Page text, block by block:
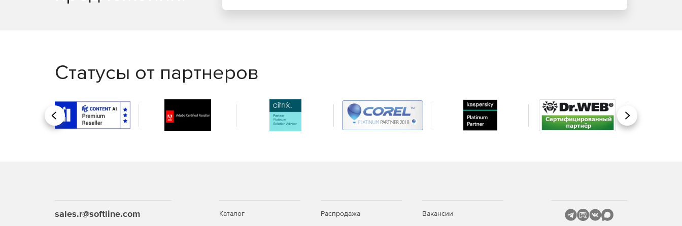
приобретать уже настроенные виды растений, генерировать их новые разновидности, регулировать
Статусы от партнеров
Назад Вперед
sales.r@softline.com Каталог Распродажа Вакансии